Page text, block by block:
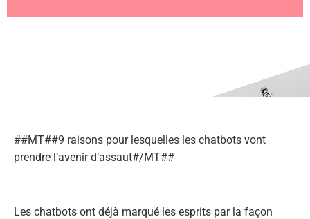
##MT##9 raisons pour lesquelles les chatbots vont
prendre l’avenir d’assaut#/MT##
Les chatbots ont déjà marqué les esprits par la façon